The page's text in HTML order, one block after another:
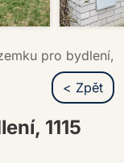
pro bydlení,
< Zpět
1115